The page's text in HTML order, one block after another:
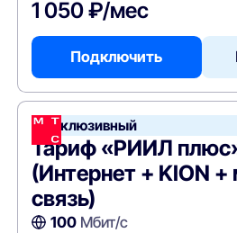
1 050 ₽/мес
Подключить
Эксклюзивный
Тариф «РИИЛ
(Интернет + KION
связь)
100Мбит/с